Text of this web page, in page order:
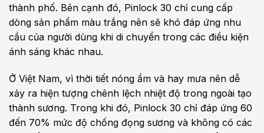
thành phố. Bên cạnh đó, Pinlock 30 chỉ cung cấp
dòng sản phẩm màu trắng nên sẽ khó đáp ứng nhu
cầu của người dùng khi di chuyển trong các điều kiện
ánh sáng khác nhau.
Ở Việt Nam, vì thời tiết nóng ẩm và hay mưa nên dễ
xảy ra hiện tượng chênh lệch nhiệt độ trong ngoài tạo
thành sương. Trong khi đó, Pinlock 30 chỉ đáp ứng 60
đến 70% mức độ chống đọng sương và không có các